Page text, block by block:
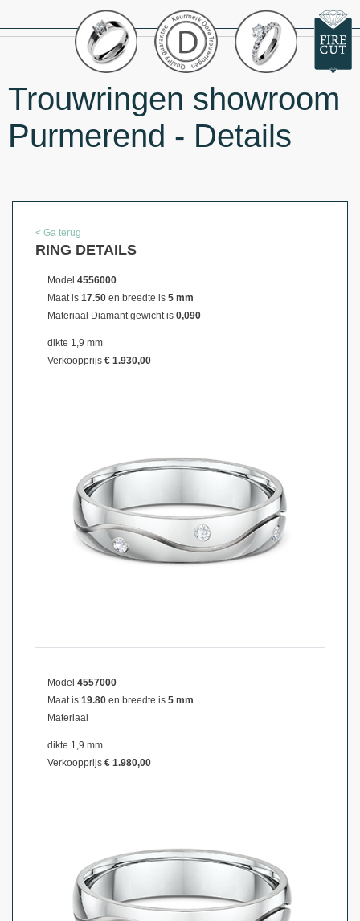
Trouwringen showroom
Purmerend - Details
< Ga terug
RING DETAILS
Model 4556000
Maat is 17.50 en breedte is 5 mm
Materiaal Diamant gewicht is 0,090
dikte 1,9 mm
Verkoopprijs € 1.930,00
Model 4557000
Maat is 19.80 en breedte is 5 mm
Materiaal
dikte 1,9 mm
Verkoopprijs € 1.980,00